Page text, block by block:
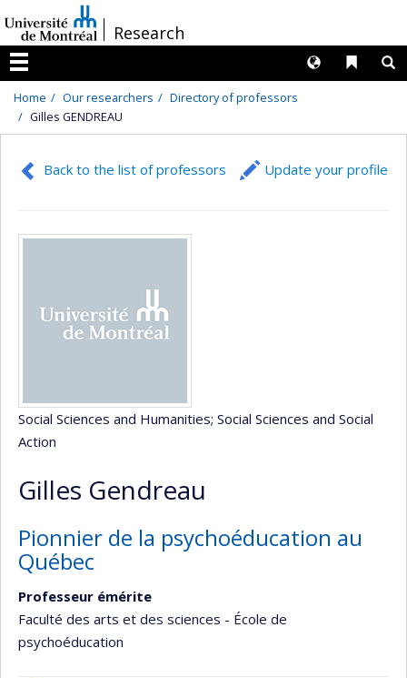
au
contenu
/Research
Menu
Liens
Langues
Home Our researchers
Directory of professors
Gilles GENDREAU
Back to the list of professors Update your profile
Social Sciences and Humanities; Social Sciences and Social
Action
Gilles Gendreau
Pionnier de la psychoéducation au
Québec
Professeur émérite
Faculté des arts et des sciences - École de
psychoéducation